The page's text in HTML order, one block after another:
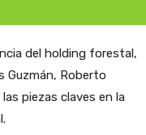
del holding forestal,
Guzmán, Roberto
piezas claves en la